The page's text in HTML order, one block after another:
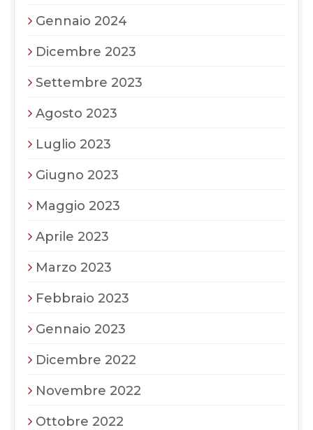
Gennaio 2024
Dicembre 2023
Settembre 2023
Agosto 2023
Luglio 2023
Giugno 2023
Maggio 2023
Aprile 2023
Marzo 2023
Febbraio 2023
Gennaio 2023
Dicembre 2022
Novembre 2022
Ottobre 2022